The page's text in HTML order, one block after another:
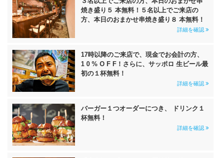
焼き盛り５ 本無料！５名以上でご来店の
方、本日のおまかせ串焼き盛り８ 本無料！
詳細を確認
17時以降のご来店で、現金でお会計の方、
1 0 % O F F！さらに、サッポロ 生ビール最
初の１杯無料！
詳細を確認
バーガー１つオーダーにつき、 ドリンク１
杯無料！
詳細を確認